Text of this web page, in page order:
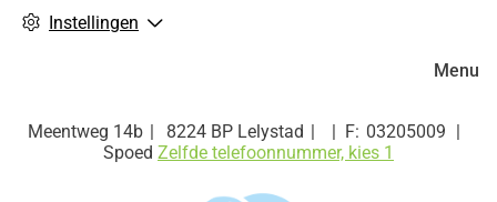
Instellingen
Meentweg 14b 8224 BP Lelystad
03205009
Spoed Zelfde telefoonnummer, kies 1
Menu